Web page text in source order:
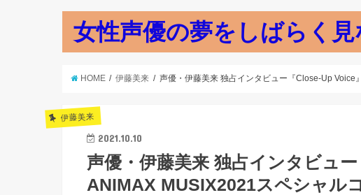
女性声優の夢をしばらく見
HOME 伊藤美来 声優・伊藤美来 独占インタビュー『Close-Up Voice
伊藤美来
2021.10.10
声優・伊藤美来 独占インタビュ
ANIMAX MUSIX2021スペシャル